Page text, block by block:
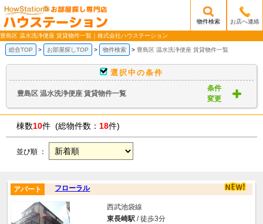
/mobile_img/head-logo.png
物件検索 お店へ連絡
豊島区 温水洗浄便座 賃貸物件一覧｜株式会社ハウステーション
総合TOP お部屋探しTOP 物件検索 豊島区 温水洗浄便座 賃貸物件一覧
選択中の条件
豊島区 温水洗浄便座 賃貸物件一覧
条件
変更
棟数10件 (総物件数： 18件)
並び順 ：
フローラル
アパート
西武池袋線
東長崎駅/ 徒歩3分